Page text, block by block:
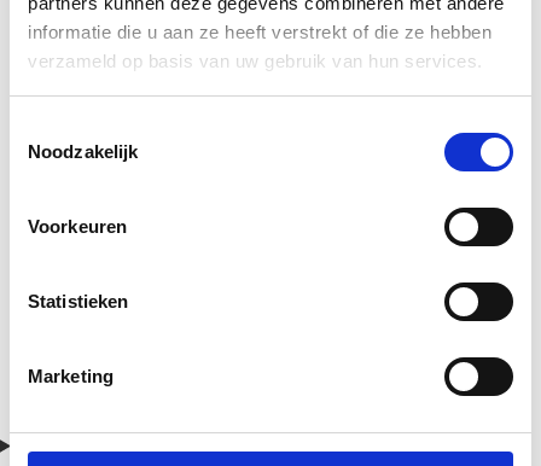
informatie die u aan ze heeft verstrekt of die ze hebben
verzameld op basis van uw gebruik van hun services.
Noodzakelijk
Voorkeuren
Statistieken
Marketing